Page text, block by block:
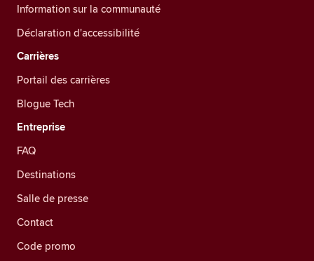
Information sur la communauté
Déclaration d'accessibilité
Carrières
Portail des carrières
Blogue Tech
Entreprise
FAQ
Destinations
Salle de presse
Contact
Code promo